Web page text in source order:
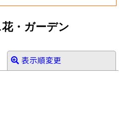
・ガーデン
表示順変更